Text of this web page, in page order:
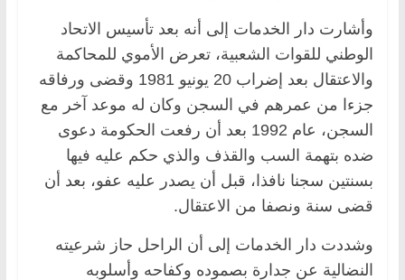
وأشارت دار الخدمات إلى أنه بعد تأسيس الاتحاد
الوطني للقوات الشعبية، تعرض الأموي للمحاكمة
والاعتقال بعد إضراب 20 يونيو 1981 وقضى ورفاقه
جزءا من عمرهم في السجن وكان له موعد آخر مع
السجن، عام 1992 بعد أن رفعت الحكومة دعوى
ضده بتهمة السب والقذف والذي حكم عليه فيها
بسنتين سجنا نافذا، قبل أن يصدر عليه عفو، بعد أن
قضى سنة ونصفا من الاعتقال.
وشددت دار الخدمات إلى أن الراحل حاز شرعيته
النضالية عن جدارة بصموده وكفاحه وأسلوبه